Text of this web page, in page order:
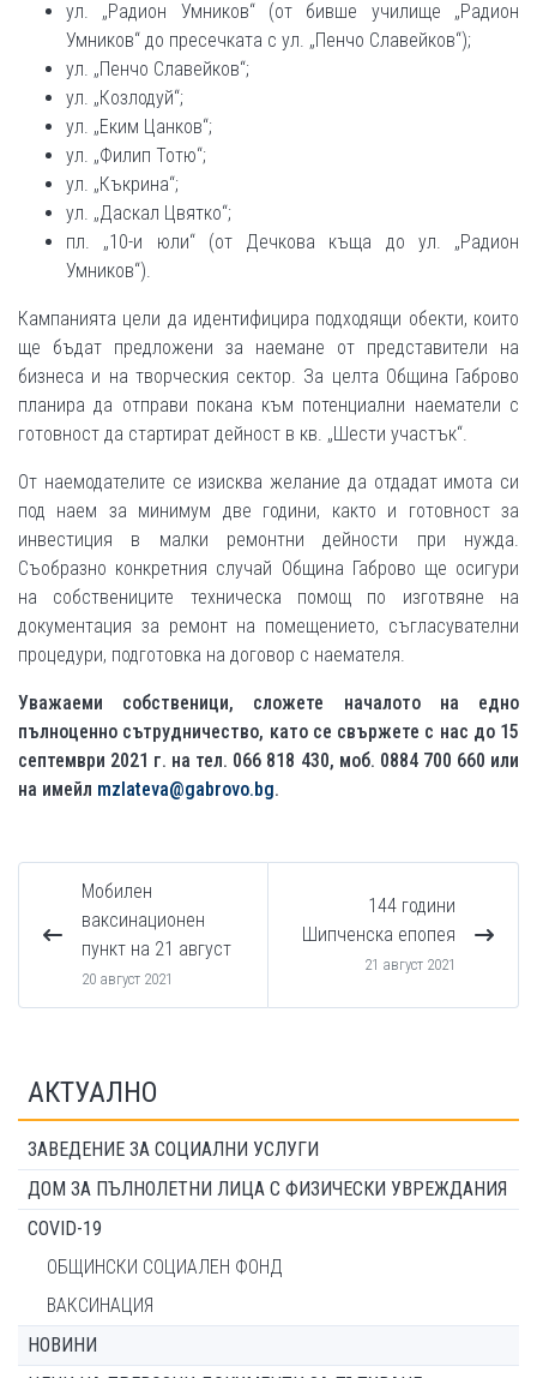
ул. „Радион Умников“ (от бивше училище „Радион
Умников“ до пресечката с ул. „Пенчо Славейков“);
ул. „Пенчо Славейков“;
ул. „Козлодуй“;
ул. „Еким Цанков“;
ул. „Филип Тотю“;
ул. „Къкрина“;
ул. „Даскал Цвятко“;
пл. „10-и юли“ (от Дечкова къща до ул. „Радион
Умников“).
Кампанията цели да идентифицира подходящи обекти, които
ще бъдат предложени за наемане от представители на
бизнеса и на творческия сектор. За целта Община Габрово
планира да отправи покана към потенциални наематели с
готовност да стартират дейност в кв. „Шести участък“.
От наемодателите се изисква желание да отдадат имота си
под наем за минимум две години, както и готовност за
инвестиция в малки ремонтни дейности при нужда.
Съобразно конкретния случай Община Габрово ще осигури
на собствениците техническа помощ по изготвяне на
документация за ремонт на помещението, съгласувателни
процедури, подготовка на договор с наемателя.
Уважаеми собственици, сложете началото на едно
пълноценно сътрудничество, като се свържете с нас до 15
септември 2021 г. на тел. 066 818 430, моб. 0884 700 660 или
на имейл mzlateva@gabrovo.bg.
Мобилен
ваксинационен
пункт на 21 август
20 август 2021
144 години
Шипченска епопея
21 август 2021
АКТУАЛНО
ЗАВЕДЕНИЕ ЗА СОЦИАЛНИ УСЛУГИ
ДОМ ЗА ПЪЛНОЛЕТНИ ЛИЦА С ФИЗИЧЕСКИ УВРЕЖДАНИЯ
COVID-19
ОБЩИНСКИ СОЦИАЛЕН ФОНД
ВАКСИНАЦИЯ
НОВИНИ